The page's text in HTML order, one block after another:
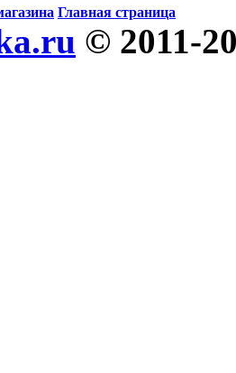
Главная страница
© 2011-